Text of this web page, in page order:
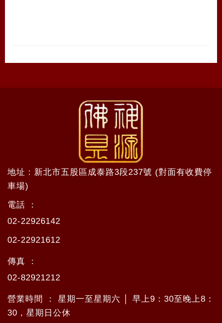
地址 : 新北市五股區成泰路3段237號 (對面有收費停
車場)
電話 ：
02-22926142
02-22921612
傳真 ：
02-82921212
營業時間 ： 星期一至星期六 │ 早上9：30至晚上8：
30，星期日公休